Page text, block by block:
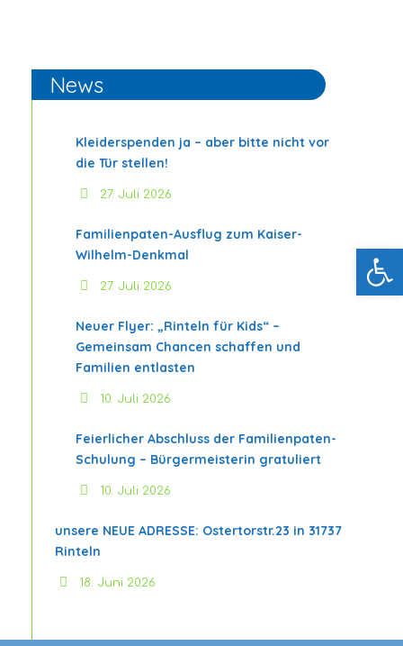
News
Kleiderspenden ja – aber bitte nicht vor
die Tür stellen!
27. Juli 2026
Familienpaten-Ausflug zum Kaiser-
Wilhelm-Denkmal
27. Juli 2026
Neuer Flyer: „Rinteln für Kids“ –
Gemeinsam Chancen schaffen und
Familien entlasten
10. Juli 2026
Feierlicher Abschluss der Familienpaten-
Schulung – Bürgermeisterin gratuliert
10. Juli 2026
unsere NEUE ADRESSE: Ostertorstr.23 in 31737
Rinteln
18. Juni 2026
Werkzeugleiste öffnen